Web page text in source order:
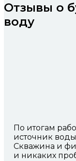
Отзывы о
воду
По итогам
источник
Скважина и
и никаких